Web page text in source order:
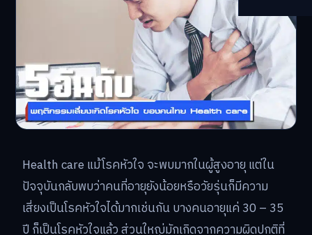
Health care แม้โรคหัวใจ จะพบมากในผู้สูงอายุ แต่ใน
ปัจจุบันกลับพบว่าคนที่อายุยังน้อยหรือวัยรุ่นก็มีความ
เสี่ยงเป็นโรคหัวใจได้มากเช่นกัน บางคนอายุแค่ 30 – 35
ปี ก็เป็นโรคหัวใจแล้ว ส่วนใหญ่มักเกิดจากความผิดปกติที่